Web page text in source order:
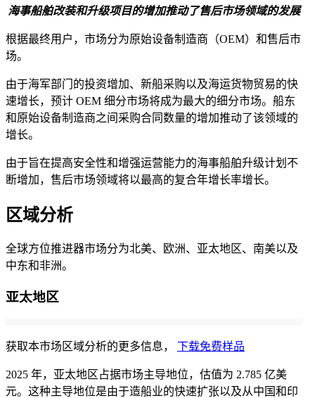
海事船舶改装和升级项目的增加推动了售后市场领域的发展
根据最终用户，市场分为原始设备制造商（OEM）和售后市
场。
由于海军部门的投资增加、新船采购以及海运货物贸易的快
速增长，预计 OEM 细分市场将成为最大的细分市场。船东
和原始设备制造商之间采购合同数量的增加推动了该领域的
增长。
由于旨在提高安全性和增强运营能力的海事船舶升级计划不
断增加，售后市场领域将以最高的复合年增长率增长。
区域分析
全球方位推进器市场分为北美、欧洲、亚太地区、南美以及
中东和非洲。
亚太地区
获取本市场区域分析的更多信息， 下载免费样品
2025 年，亚太地区占据市场主导地位，估值为 2.785 亿美
元。这种主导地位是由于造船业的快速扩张以及从中国和印